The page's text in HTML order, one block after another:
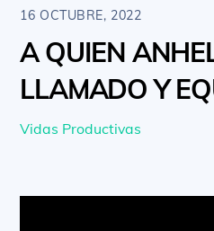
16 OCTUBRE, 2022
A QUIEN
LLAMADO Y
Vidas Productivas